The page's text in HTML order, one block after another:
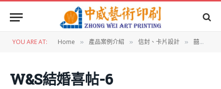
YOU ARE AT: Home » 產品案例介紹 » 信封、卡片設計 » 囍帖設計：結婚囍帖
W&S結婚喜帖-6